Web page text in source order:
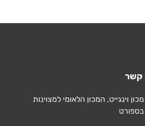
קשר
כתובת
מכון וינגייט, המכון הלאומי למצוינות
בספורט